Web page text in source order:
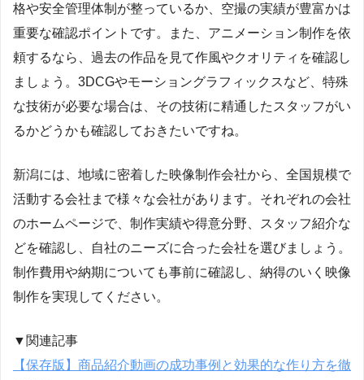
格や安全管理体制が整っているか、空撮の実績が豊富かは
重要な確認ポイントです。また、アニメーション制作を依
頼するなら、過去の作品を見て作風やクオリティを確認し
ましょう。3DCGやモーショングラフィックスなど、特殊
な技術が必要な場合は、その技術に精通したスタッフがい
るかどうかも確認しておきたいですね。
新潟には、地域に密着した映像制作会社から、全国規模で
活動する会社まで様々な会社があります。それぞれの会社
のホームページで、制作実績や得意分野、スタッフ紹介な
どを確認し、自社のニーズに合った会社を選びましょう。
制作費用や納期についても事前に確認し、納得のいく映像
制作を実現してください。
▼関連記事
【保存版】商品紹介動画の成功事例と効果的な作り方を徹